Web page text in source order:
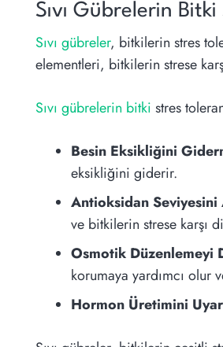
Sıvı Gübrelerin
Sıvı gübreler, bitkilerin stres
elementleri, bitkilerin strese
Sıvı gübrelerin bitki stres
Besin Eksikliğini
eksikliğini giderir.
Antioksidan Seviyesini
ve bitkilerin strese karşı
Osmotik Düzenlemeyi
korumaya yardımcı olur
Hormon Üretimini